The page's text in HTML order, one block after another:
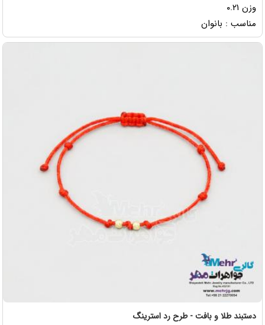
وزن ۰.۲۱
مناسب : بانوان
دستبند طلا و بافت - طرح رد استرینگ